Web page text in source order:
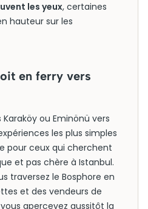
les yeux, certaines
hauteur sur les
en ferry vers
ou Eminönü vers
les plus simples
pour ceux qui cherchent
et pas chère à Istanbul.
traversez le Bosphore en
et des vendeurs de
apercevez aussitôt la